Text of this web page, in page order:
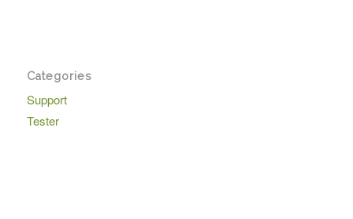
Categories
Support
Tester